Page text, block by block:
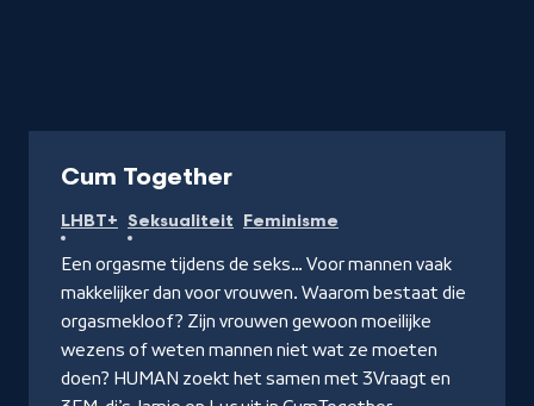
Cum Together
LHBT+ Seksualiteit Feminisme
Een orgasme tijdens de seks… Voor mannen vaak
makkelijker dan voor vrouwen. Waarom bestaat die
orgasmekloof? Zijn vrouwen gewoon moeilijke
wezens of weten mannen niet wat ze moeten
doen? HUMAN zoekt het samen met 3Vraagt en